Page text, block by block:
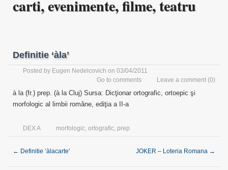
carti, evenimente, filme, teatru
Definitie ‘àla’
Posted by Eugen Nedelcovich on 03/04/2011
Leave a comment (0)
Go to comments
à la (fr.) prep. (à la Cluj) Sursa: Dicţionar ortografic, ortoepic şi
morfologic al limbii române, ediţia a II-a
DEX A morfologic, ortografic, prep
← Definitie ‘àlacarte’ JOKER – Loteria Romana →